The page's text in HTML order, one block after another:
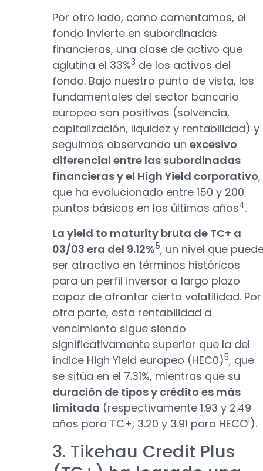
Por otro lado, como comentamos, el
fondo invierte en subordinadas
financieras, una clase de activo que
aglutina el 33%3 de los activos del
fondo. Bajo nuestro punto de vista, los
fundamentales del sector bancario
europeo son positivos (solvencia,
capitalización, liquidez y rentabilidad) y
seguimos observando un excesivo
diferencial entre las subordinadas
financieras y el High Yield corporativo,
que ha evolucionado entre 150 y 200
puntos básicos en los últimos años4.
La yield to maturity bruta de TC+ a
03/03 era del 9.12%5, un nivel que
ser atractivo en términos históricos
para un perfil inversor a largo plazo
capaz de afrontar cierta volatilidad. Por
otra parte, esta rentabilidad a
vencimiento sigue siendo
significativamente superior que la del
índice High Yield europeo (HEC0)5, que
se sitúa en el 7.31%, mientras que su
duración de tipos y crédito es más
limitada (respectivamente 1.93 y 2.49
años para TC+, 3.20 y 3.91 para HECO1).
3. Tikehau Credit Plus